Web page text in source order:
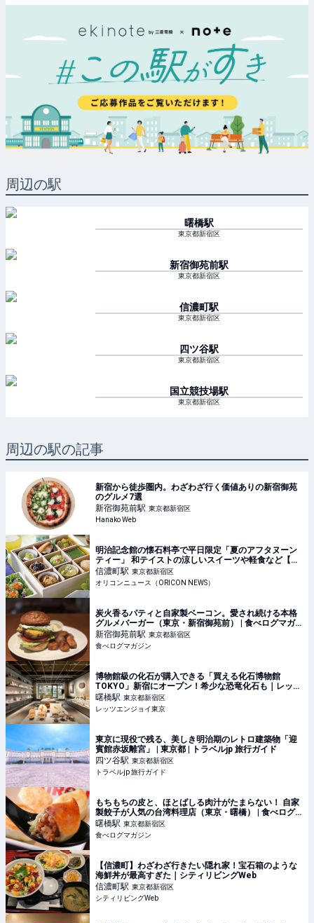
周辺の駅
曙橋駅
東京都新宿区
新宿御苑前駅
東京都新宿区
信濃町駅
東京都新宿区
四ツ谷駅
東京都新宿区
国立競技場駅
東京都新宿区
周辺の駅の記事
新宿から徒歩圏内。わざわざ行く価値ありの新宿御苑
のグルメ7選
新宿御苑前駅 東京都新宿区
Hanako Web
明治記念館の懐石料亭で平日限定「夏のアフタヌーン
ティー」 和テイストの涼しいスイーツや軽食など【メ
ニュー＆価格】
信濃町駅 東京都新宿区
オリコンニュース（ORICON NEWS）
炭火香るパティと自家製ベーコン。愛され続ける本格
グルメバーガー（東京・新宿御苑前） | 食べログマガ
ジン
新宿御苑前駅 東京都新宿区
食べログマガジン
博物館級の化石が購入できる「買える化石博物館
TOKYO」新宿にオープン！希少な恐竜化石も｜レッツ
エンジョイ東京
曙橋駅 東京都新宿区
レッツエンジョイ東京
東京に現役で残る、美しき明治期のレトロ建築物「迎
賓館赤坂離宮」 | 東京都 | トラベルjp 旅行ガイド
四ツ谷駅 東京都新宿区
トラベルjp 旅行ガイド
もちもちの皮と、ほとばしる肉汁がたまらない！ 自家
製餃子が人気の台湾料理店（東京・曙橋） | 食べログ
マガジン
曙橋駅 東京都新宿区
食べログマガジン
​【信濃町】わざわざ行きたい隠れ家！宝石箱のような
海鮮丼が最高すぎた｜シティリビングWeb
信濃町駅 東京都新宿区
シティリビングWeb